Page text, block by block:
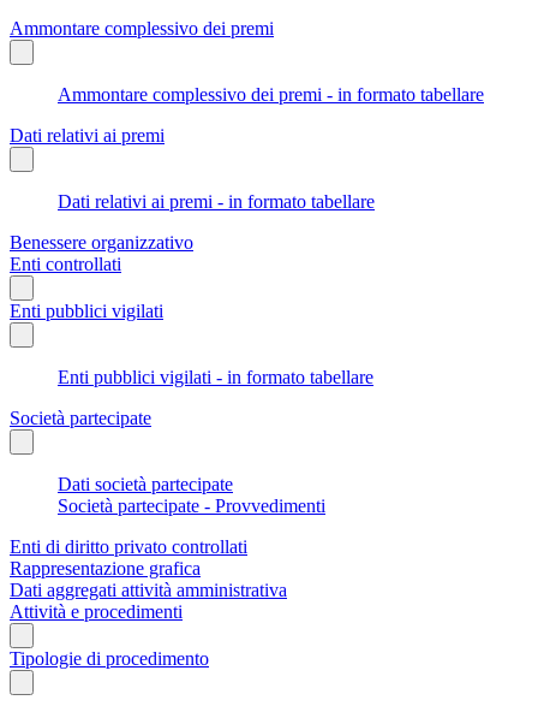
Ammontare complessivo dei premi
Ammontare complessivo dei premi - in formato tabellare
Dati relativi ai premi
Dati relativi ai premi - in formato tabellare
Benessere organizzativo
Enti controllati
Enti pubblici vigilati
Enti pubblici vigilati - in formato tabellare
Società partecipate
Dati società partecipate
Società partecipate - Provvedimenti
Enti di diritto privato controllati
Rappresentazione grafica
Dati aggregati attività amministrativa
Attività e procedimenti
Tipologie di procedimento